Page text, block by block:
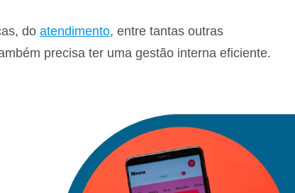
do atendimento, entre tantas outras
precisa ter uma gestão interna eficiente.